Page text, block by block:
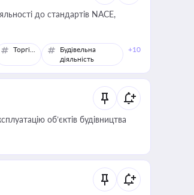
до стандартів NACE,
Торгівля
Будівельна
діяльність
+10
об’єктів будівництва